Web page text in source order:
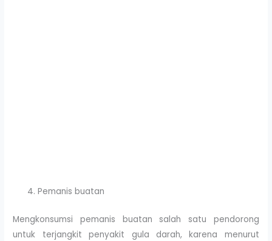
Pemanis buatan
Mengkonsumsi pemanis buatan salah satu pendorong
untuk terjangkit penyakit gula darah, karena menurut